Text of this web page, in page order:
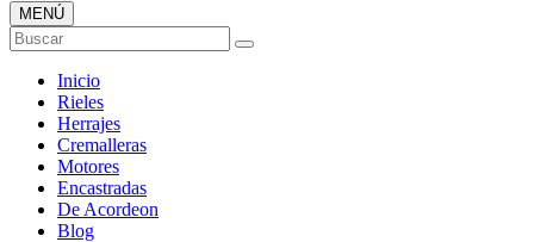
MENÚ
Buscar
Inicio
Rieles
Herrajes
Cremalleras
Motores
Encastradas
De Acordeon
Blog